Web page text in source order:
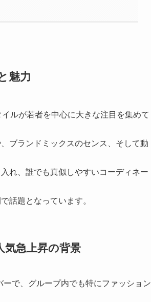
魅力
ルが若者を中心に大きな注目を集めて
ブランドミックスのセンス、そして動
れ、誰でも真似しやすいコーディネー
話題となっています。
気急上昇の背景
で、グループ内でも特にファッション